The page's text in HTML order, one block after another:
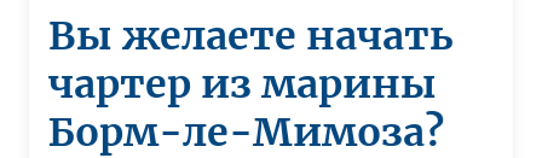
Вы желаете начать
чартер из марины
Борм-ле-Мимоза?